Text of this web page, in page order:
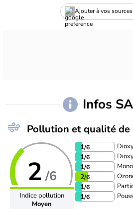
Ajouter à vos
Infos
Pollution et qualité de
2 /6
Indice pollution
Moyen
1/6
1/6
1/6
2/6
1/6
1/6